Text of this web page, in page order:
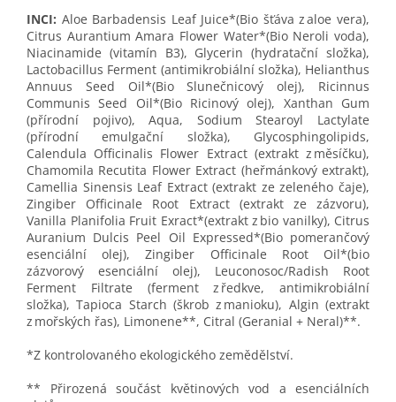
INCI: Aloe Barbadensis Leaf Juice*(Bio šťáva z aloe vera),
Citrus Aurantium Amara Flower Water*(Bio Neroli voda),
Niacinamide (vitamín B3), Glycerin (hydratační složka),
Lactobacillus Ferment (antimikrobiální složka), Helianthus
Annuus Seed Oil*(Bio Slunečnicový olej), Ricinnus
Communis Seed Oil*(Bio Ricinový olej), Xanthan Gum
(přírodní pojivo), Aqua, Sodium Stearoyl Lactylate
(přírodní emulgační složka), Glycosphingolipids,
Calendula Officinalis Flower Extract (extrakt z měsíčku),
Chamomila Recutita Flower Extract (heřmánkový extrakt),
Camellia Sinensis Leaf Extract (extrakt ze zeleného čaje),
Zingiber Officinale Root Extract (extrakt ze zázvoru),
Vanilla Planifolia Fruit Exract*(extrakt z bio vanilky), Citrus
Auranium Dulcis Peel Oil Expressed*(Bio pomerančový
esenciální olej), Zingiber Officinale Root Oil*(bio
zázvorový esenciální olej), Leuconosoc/Radish Root
Ferment Filtrate (ferment z ředkve, antimikrobiální
složka), Tapioca Starch (škrob z manioku), Algin (extrakt
z mořských řas), Limonene**, Citral (Geranial + Neral)**.
*Z kontrolovaného ekologického zemědělství.
** Přirozená součást květinových vod a esenciálních